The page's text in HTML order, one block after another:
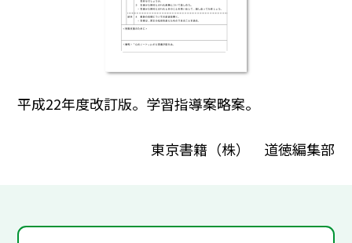
平成22年度改訂版。学習指導案略案。
東京書籍（株） 道徳編集部